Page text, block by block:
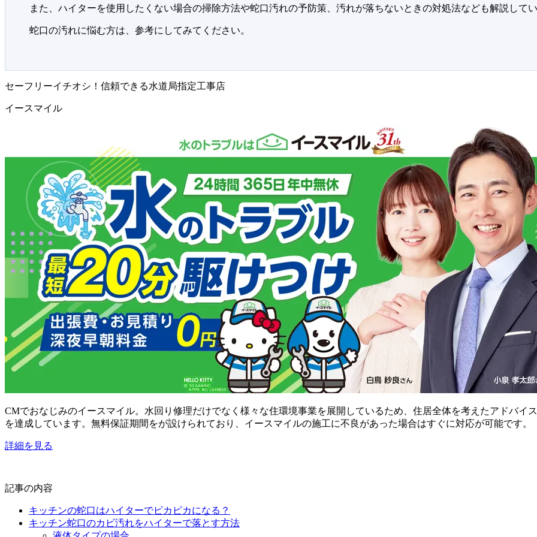
また、ハイターを使用したくない場合の掃除方法や蛇口汚れの予防策、汚れが落ちないときの対処法なども解説して
蛇口の汚れに悩む方は、参考にしてみてください。
セーフリーイチオシ！信頼できる水道局指定工事店
イースマイル
CMでおなじみのイースマイル。水回り修理だけでなく様々な住環境事業を展開しているため、住居全体を考えたアドバイ
を達成しています。無料保証期間をが設けられており、イースマイルの施工に不良があった場合はすぐに対応が可能です。
詳細を見る
記事の内容
キッチンの蛇口はハイターでピカピカになる？
キッチン蛇口のカビ汚れをハイターで落とす方法